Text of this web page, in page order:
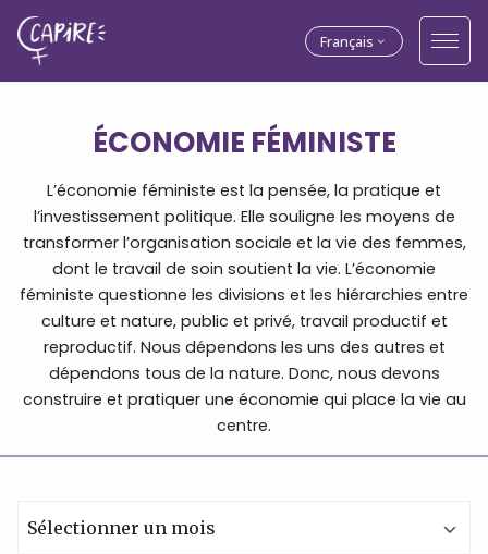
Français
ÉCONOMIE FÉMINISTE
L’économie féministe est la pensée, la pratique et
l’investissement politique. Elle souligne les moyens de
transformer l’organisation sociale et la vie des femmes,
dont le travail de soin soutient la vie. L’économie
féministe questionne les divisions et les hiérarchies entre
culture et nature, public et privé, travail productif et
reproductif. Nous dépendons les uns des autres et
dépendons tous de la nature. Donc, nous devons
construire et pratiquer une économie qui place la vie au
centre.
Archives